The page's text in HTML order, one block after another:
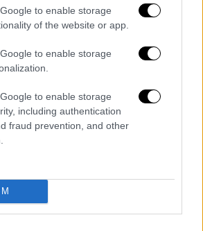
to enable storage
of the website or app.
to enable storage
to enable storage
including authentication
fraud prevention, and other
η γυναίκα που έβλεπαν δεν
που είχαν, ενώ
ότι επρόκειτο για τη μητέρα
της περιοχής.
ότι αντιμετώπιζε σοβαρά
καιοικονομικές
και των σπουδών του
για τον θάνατο της γιαγιάς
να επισκεφθεί το χωριό